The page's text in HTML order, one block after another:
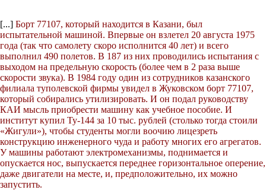
[...] Борт 77107, который находится в Казани, был
испытательной машиной. Впервые он взлетел 20 августа 1975
года (так что самолету скоро исполнится 40 лет) и всего
выполнил 490 полетов. В 187 из них проводились испытания с
выходом на предельную скорость (более чем в 2 раза выше
скорости звука). В 1984 году один из сотрудников казанского
филиала туполевской фирмы увидел в Жуковском борт 77107,
который собирались утилизировать. И он подал руководству
КАИ мысль приобрести машину как учебное пособие. И
институт купил Ту-144 за 10 тыс. рублей (столько тогда стоили
«Жигули»), чтобы студенты могли воочию лицезреть
конструкцию инженерного чуда и работу многих его агрегатов.
У машины работают электромеханизмы, поднимается и
опускается нос, выпускается переднее горизонтальное оперение,
даже двигатели на месте, и, предположительно, их можно
запустить.